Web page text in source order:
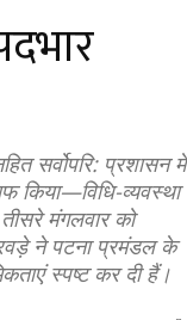
सर्वोपरि: प्रशासन में
किया—विधि-व्यवस्था
मंगलवार को
ने पटना प्रमंडल के
स्पष्ट कर दी हैं।